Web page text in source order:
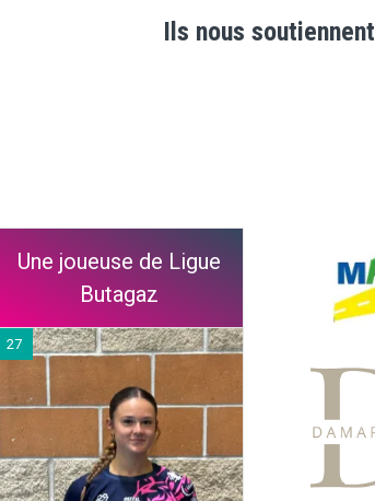
Ils nous soutiennent
Une joueuse de Ligue
Butagaz
27